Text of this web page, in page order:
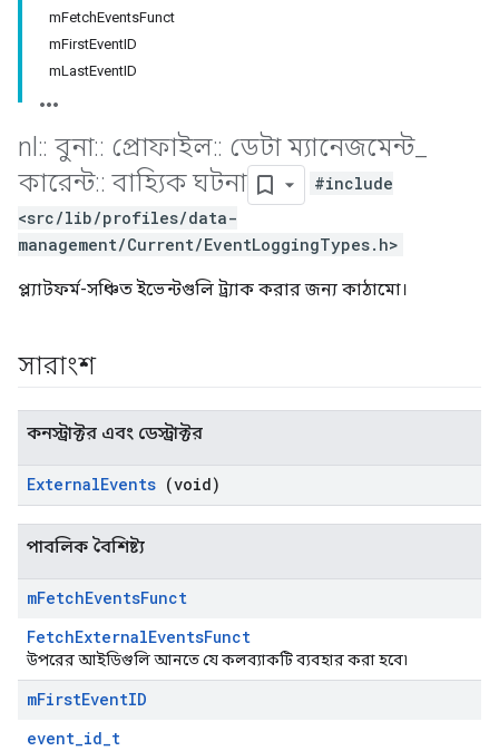
mFetchEventsFunct
mFirstEventID
mLastEventID
nl :: বুনা:: প্রোফাইল:: ডেটা ম্যানেজমেন্ট_
কারেন্ট:: বাহ্যিক ঘটনা
#include
<src/lib/profiles/data-
management/Current/EventLoggingTypes.h>
প্ল্যাটফর্ম-সঞ্চিত ইভেন্টগুলি ট্র্যাক করার জন্য কাঠামো।
সারাংশ
কনস্ট্রাক্টর এবং ডেস্ট্রাক্টর
ExternalEvents (void)
পাবলিক বৈশিষ্ট্য
mFetchEventsFunct
FetchExternalEventsFunct
উপরের আইডিগুলি আনতে যে কলব্যাকটি ব্যবহার করা হবে৷
mFirstEventID
event_id_t